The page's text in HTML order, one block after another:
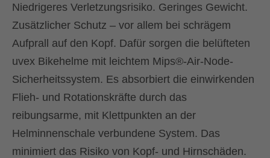
Niedrigeres Verletzungsrisiko. Geringes Gewicht.
Zusätzlicher Schutz – vor allem bei schrägem
Aufprall auf den Kopf. Dafür sorgen die belüfteten
uvex Bikehelme mit leichtem Mips®-Air-Node-
Sicherheitssystem. Es absorbiert die einwirkenden
Flieh- und Rotationskräfte durch das
reibungsarme, mit Klettpunkten an der
Helminnenschale verbundene System. Das
minimiert das Risiko von Kopf- und Hirnschäden.